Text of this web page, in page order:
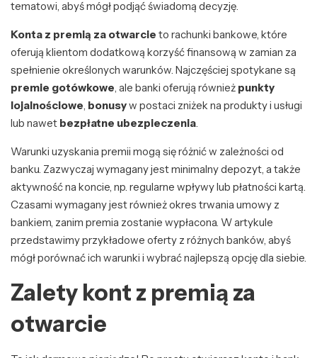
tematowi, abyś mógł podjąć świadomą decyzję.
Konta z premią za otwarcie to rachunki bankowe, które
oferują klientom dodatkową korzyść finansową w zamian za
spełnienie określonych warunków. Najczęściej spotykane są
premie gotówkowe, ale banki oferują również punkty
lojalnościowe, bonusyw postaci zniżek na produkty i usługi
lub nawet bezpłatne ubezpieczenia.
Warunki uzyskania premii mogą się różnić w zależności od
banku. Zazwyczaj wymagany jest minimalny depozyt, a także
aktywność na koncie, np. regularne wpływy lub płatności kartą.
Czasami wymagany jest również okres trwania umowy z
bankiem, zanim premia zostanie wypłacona. W artykule
przedstawimy przykładowe oferty z różnych banków, abyś
mógł porównać ich warunki i wybrać najlepszą opcję dla siebie.
Zalety kont z premią za
otwarcie